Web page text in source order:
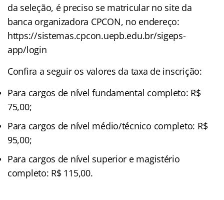
da seleção, é preciso se matricular no site da
banca organizadora CPCON, no endereço:
https://sistemas.cpcon.uepb.edu.br/sigeps-
app/login
Confira a seguir os valores da taxa de inscrição:
Para cargos de nível fundamental completo: R$
75,00;
Para cargos de nível médio/técnico completo: R$
95,00;
Para cargos de nível superior e magistério
completo: R$ 115,00.